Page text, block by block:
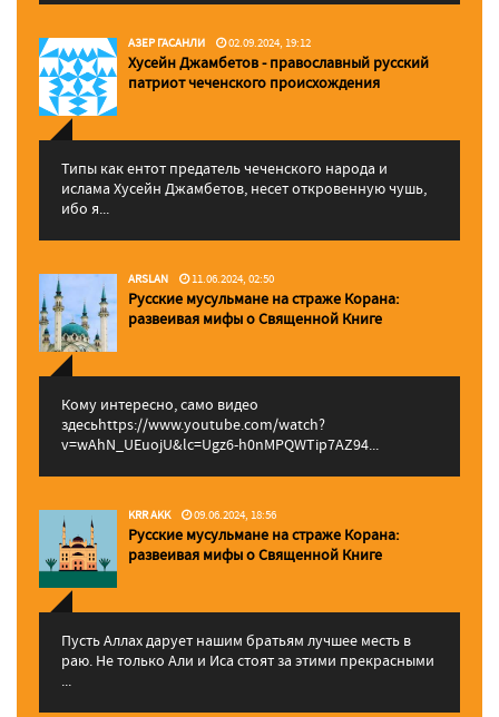
АЗЕР ГАСАНЛИ 02.09.2024, 19:12
Хусейн Джамбетов - православный русский
патриот чеченского происхождения
Типы как ентот предатель чеченского народа и
ислама Хусейн Джамбетов, несет откровенную чушь,
ибо я...
ARSLAN 11.06.2024, 02:50
Русские мусульмане на страже Корана:
pазвеивая мифы о Священной Книге
Кому интересно, само видео
здесьhttps://www.youtube.com/watch?
v=wAhN_UEuojU&lc=Ugz6-h0nMPQWTip7AZ94...
KRR AKK 09.06.2024, 18:56
Русские мусульмане на страже Корана:
pазвеивая мифы о Священной Книге
Пусть Аллах дарует нашим братьям лучшее месть в
раю. Не только Али и Иса стоят за этими прекрасными
...